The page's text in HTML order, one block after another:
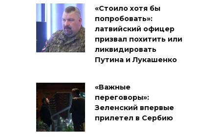
«Стоило хотя бы
попробовать»:
латвийский офицер
призвал похитить или
ликвидировать
Путина и Лукашенко
«Важные
переговоры»:
Зеленский впервые
прилетел в Сербию